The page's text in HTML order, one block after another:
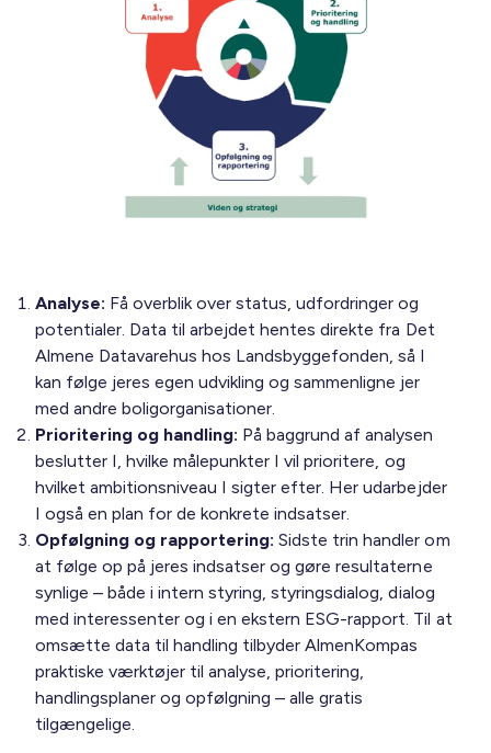
Analyse: Få overblik over status, udfordringer og
potentialer. Data til arbejdet hentes direkte fra Det
Almene Datavarehus hos Landsbyggefonden, så I
kan følge jeres egen udvikling og sammenligne jer
med andre boligorganisationer.
Prioritering og handling: På baggrund af analysen
beslutter I, hvilke målepunkter I vil prioritere, og
hvilket ambitionsniveau I sigter efter. Her udarbejder
I også en plan for de konkrete indsatser.
Opfølgning og rapportering: Sidste trin handler om
at følge op på jeres indsatser og gøre resultaterne
synlige – både i intern styring, styringsdialog, dialog
med interessenter og i en ekstern ESG-rapport. Til at
omsætte data til handling tilbyder AlmenKompas
praktiske værktøjer til analyse, prioritering,
handlingsplaner og opfølgning – alle gratis
tilgængelige.